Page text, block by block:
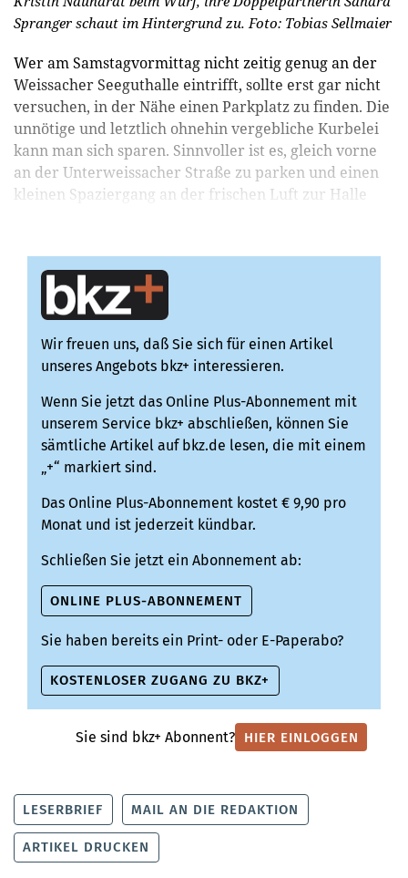
Spranger schaut im Hintergrund zu. Foto: Tobias Sellmaier
Wer am Samstagvormittag nicht zeitig genug an der
Weissacher Seeguthalle eintrifft, sollte erst gar nicht
versuchen, in der Nähe einen Parkplatz zu finden. Die
unnötige und letztlich ohnehin vergebliche Kurbelei
kann man sich sparen. Sinnvoller ist es, gleich vorne
an der Unterweissacher Straße zu parken und einen
kleinen Spaziergang an der frischen Luft zur Halle
Wir freuen uns, daß Sie sich für einen Artikel
unseres Angebots bkz+ interessieren.
Wenn Sie jetzt das Online Plus-Abonnement mit
unserem Service bkz+ abschließen, können Sie
sämtliche Artikel auf bkz.de lesen, die mit einem
„+“ markiert sind.
Das Online Plus-Abonnement kostet € 9,90 pro
Monat und ist jederzeit kündbar.
Schließen Sie jetzt ein Abonnement ab:
ONLINE PLUS-ABONNEMENT
Sie haben bereits ein Print- oder E-Paperabo?
KOSTENLOSER ZUGANG ZU BKZ+
Sie sind bkz+ Abonnent? HIER EINLOGGEN
LESERBRIEF MAIL AN DIE REDAKTION
ARTIKEL DRUCKEN